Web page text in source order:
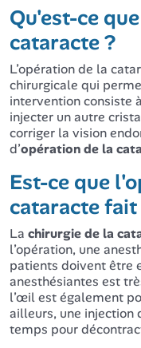
Qu'est-ce
cataracte ?
L’opération de la
chirurgicale qui
intervention consiste
injecter un autre
corriger la vision
d’opération de la
Est-ce que
cataracte fait
La chirurgie de la
l’opération, une
patients doivent être
anesthésiantes est
l’œil est également
ailleurs, une
temps pour